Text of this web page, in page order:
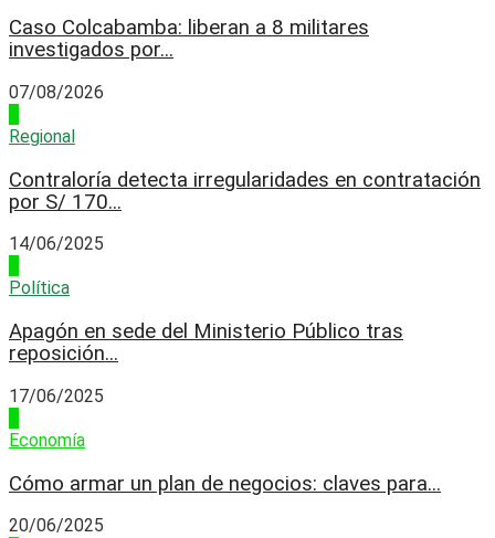
Caso Colcabamba: liberan a 8 militares
investigados por...
07/08/2026
Regional
Contraloría detecta irregularidades en contratación
por S/ 170...
14/06/2025
Política
Apagón en sede del Ministerio Público tras
reposición...
17/06/2025
Economía
Cómo armar un plan de negocios: claves para...
20/06/2025